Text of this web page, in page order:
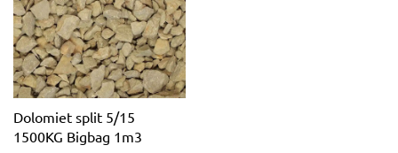
Dolomiet split 5/15
1500KG Bigbag 1m3